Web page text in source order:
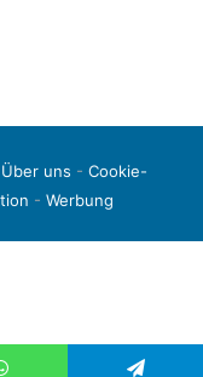
Über uns - Cookie-
- Werbung